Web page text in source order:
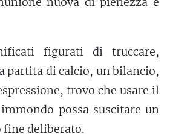
figurati di truccare,
partita di calcio, un bilancio,
trovo che usare il
possa suscitare un
fine deliberato.